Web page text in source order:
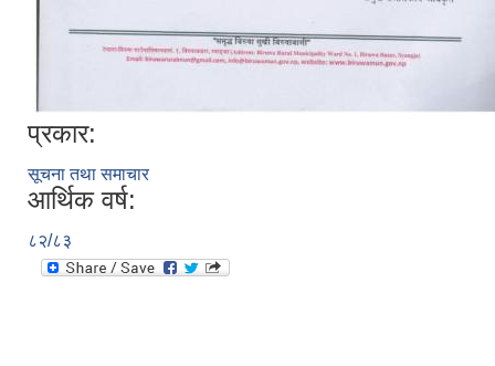
प्रकार:
सूचना तथा समाचार
आर्थिक वर्ष:
८२/८३